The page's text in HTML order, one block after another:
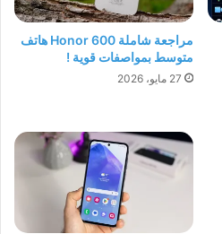
مراجعة شاملة Honor 600 هاتف
متوسط بمواصفات قوية !
27 مايو، 2026